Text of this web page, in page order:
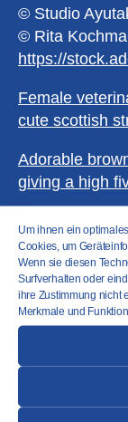
Um ihnen ein
Cookies, um
Wenn sie diesen
Surfverhalten oder
ihre Zustimmung nicht
Merkmale und
© Studio
© Rita
https://
Female
cute scottish
Adorable
giving a high
Cat faces
kittens. couple
surface. cats
copy space.
Little white
isolated white
small